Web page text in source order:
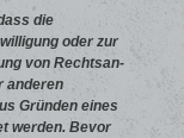
die
oder zur
von Rechtsan­
anderen
Gründen eines
werden. Bevor